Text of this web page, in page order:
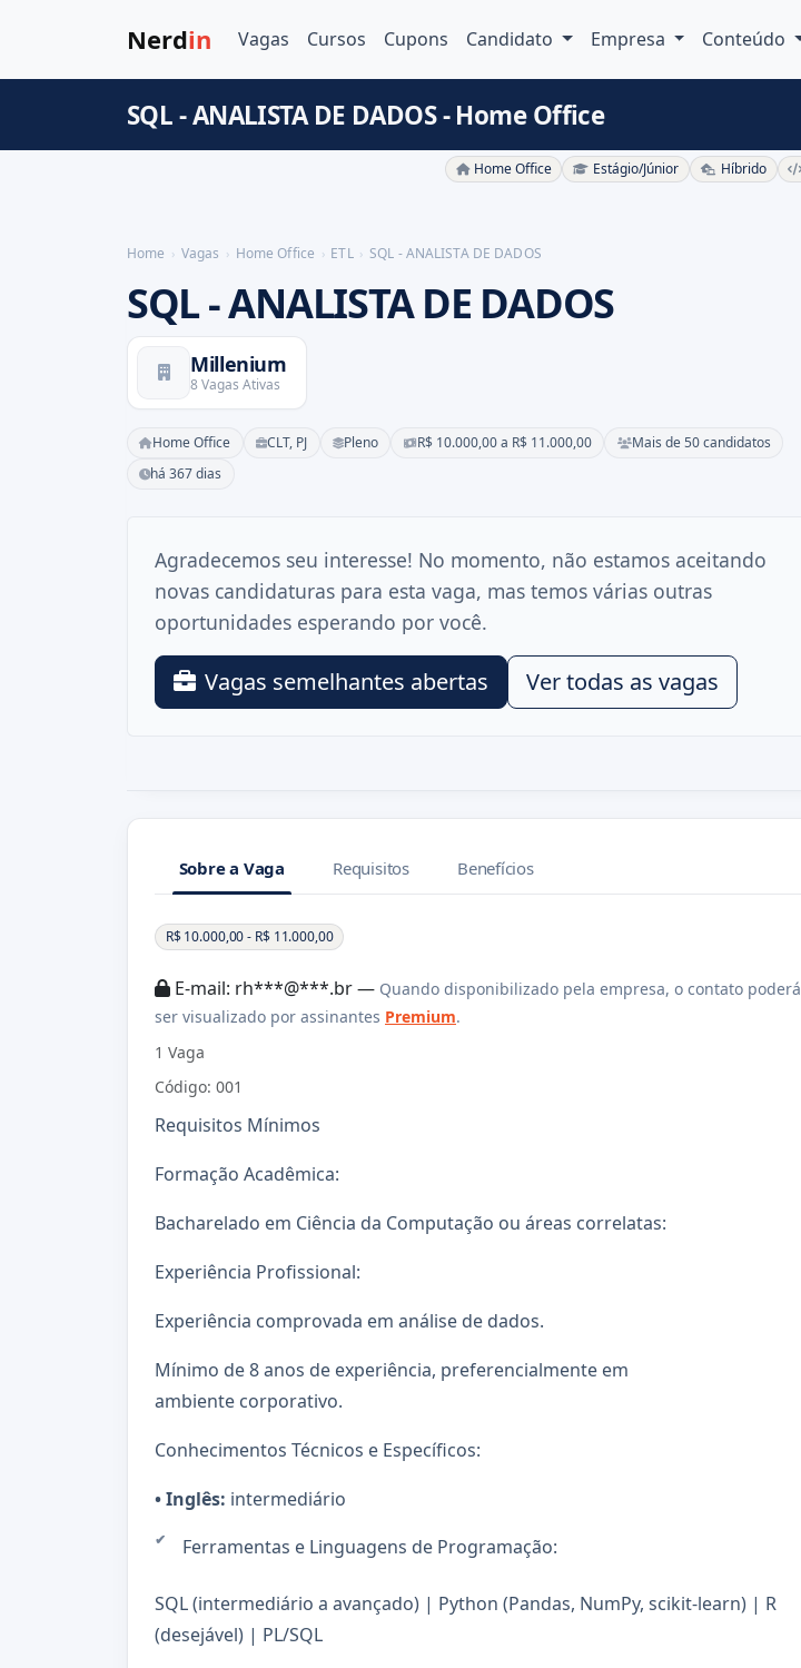
Nerdin Vagas Cursos Cupons Candidato Empresa Conteúdo
SQL - ANALISTA DE DADOS - Home Office
Home Office Estágio/Júnior Híbrido
Home Vagas Home Office ETL SQL - ANALISTA DE DADOS
SQL - ANALISTA DE DADOS
Millenium
8 Vagas Ativas
Home Office CLT, PJ Pleno R$ 10.000,00 a R$ 11.000,00
Mais de 50 candidatos
há 367 dias
Agradecemos seu interesse! No momento, não estamos aceitando
novas candidaturas para esta vaga, mas temos várias outras
oportunidades esperando por você.
Vagas semelhantes abertas Ver todas as vagas
Sobre a Vaga Requisitos Benefícios
Sobre a Vaga
R$ 10.000,00 - R$ 11.000,00
E-mail: rh***@***.br — Quando disponibilizado pela empresa, o contato poderá
ser visualizado por assinantes Premium.
1 Vaga
Código: 001
Requisitos Mínimos
Formação Acadêmica:
Bacharelado em Ciência da Computação ou áreas correlatas:
Experiência Profissional:
Experiência comprovada em análise de dados.
Mínimo de 8 anos de experiência, preferencialmente em
ambiente corporativo.
Conhecimentos Técnicos e Específicos:
• Inglês: intermediário
Ferramentas e Linguagens de Programação:
SQL (intermediário a avançado) | Python (Pandas, NumPy, scikit-learn) | R
(desejável) | PL/SQL